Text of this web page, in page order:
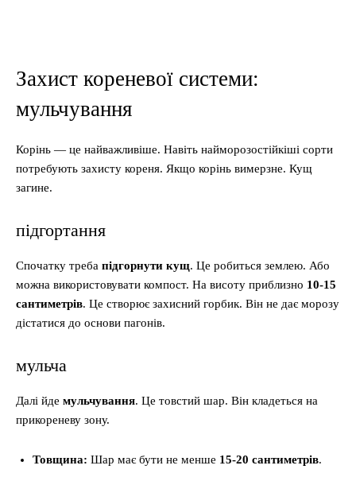
Захист кореневої системи:
мульчування
Корінь — це найважливіше. Навіть найморозостійкіші сорти
потребують захисту кореня. Якщо корінь вимерзне. Кущ
загине.
підгортання
Спочатку треба підгорнути кущ. Це робиться землею. Або
можна використовувати компост. На висоту приблизно 10-15
сантиметрів. Це створює захисний горбик. Він не дає морозу
дістатися до основи пагонів.
мульча
Далі йде мульчування. Це товстий шар. Він кладеться на
прикореневу зону.
Товщина: Шар має бути не менше 15-20 сантиметрів.